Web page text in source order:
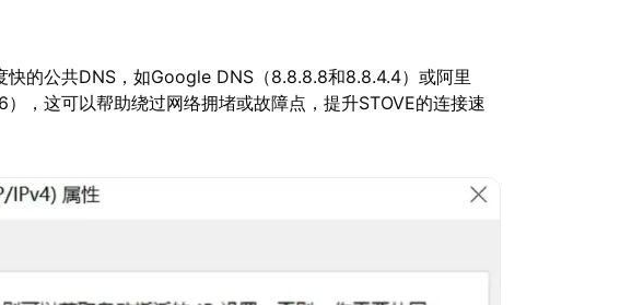
快的公共DNS，如Google DNS（8.8.8.8和8.8.4.4）或阿里
，这可以帮助绕过网络拥堵或故障点，提升STOVE的连接速